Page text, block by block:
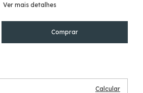
Ver mais detalhes
Calcular